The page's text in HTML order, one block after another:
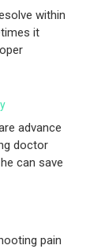
within
it
advance
doctor
can save
pain